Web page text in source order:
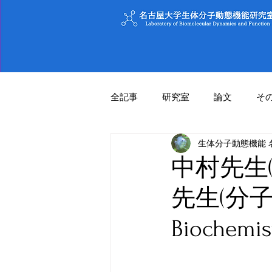
全記事 研究室 論文 そ
中村先生
先生(分
生体分子動態機能